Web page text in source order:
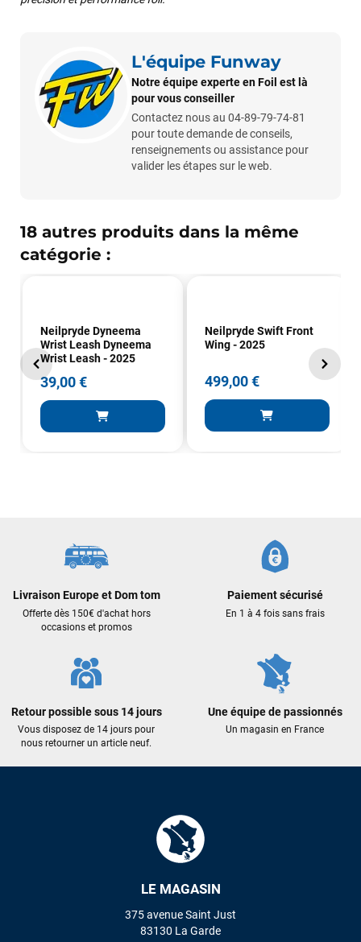
L'équipe Funway
Notre équipe experte en Foil est là
pour vous conseiller
Contactez nous au 04-89-79-74-81
pour toute demande de conseils,
renseignements ou assistance pour
valider les étapes sur le web.
18 autres produits dans la même
catégorie :
Neilpryde Dyneema
Wrist Leash Dyneema
Wrist Leash - 2025
39,00 €
Neilpryde Swift Front
Wing - 2025
499,00 €
Livraison Europe et Dom tom
Offerte dès 150€ d'achat hors
occasions et promos
Paiement sécurisé
En 1 à 4 fois sans frais
Retour possible sous 14 jours
Vous disposez de 14 jours pour
nous retourner un article neuf.
Une équipe de passionnés
Un magasin en France
LE MAGASIN
375 avenue Saint Just
83130 La Garde
Cela faisait 6 mois que je galérais à remplacer ma board eux
m'ont trouvé une pépite à laquelle je n'aurais jamais pensé !
Excellent conseil excellent prix et en plus super sympas. Merci
encore pour cette severne dyno !
il y a 3 mois
Mauruuru roa.
LAISSER UN AVIS